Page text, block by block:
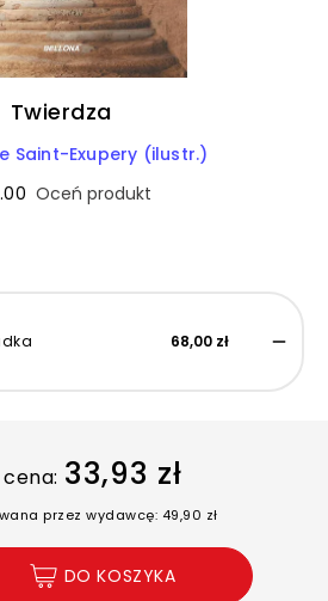
Twierdza
Saint-Exupery (ilustr.)
Oceń produkt
68,00 zł
33,93 zł
przez wydawcę: 49,90 zł
DO KOSZYKA